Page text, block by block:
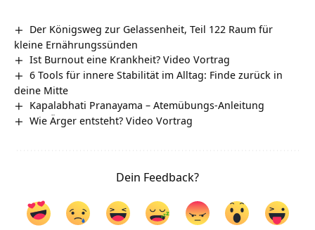
Der Königsweg zur Gelassenheit, Teil 122 Raum für
kleine Ernährungssünden
Ist Burnout eine Krankheit? Video Vortrag
6 Tools für innere Stabilität im Alltag: Finde zurück in
deine Mitte
Kapalabhati Pranayama – Atemübungs-Anleitung
Wie Ärger entsteht? Video Vortrag
Dein Feedback?